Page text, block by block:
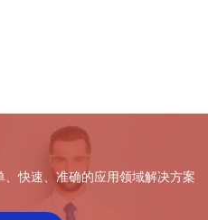
快速、准确的应用领域解决方案